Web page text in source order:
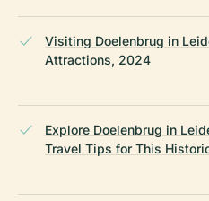
Visiting Doelenbrug in
Attractions, 2024
Explore Doelenbrug in
Travel Tips for This